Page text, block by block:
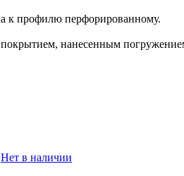
к профилю перфорированному.
нанесенным
Нет в наличии